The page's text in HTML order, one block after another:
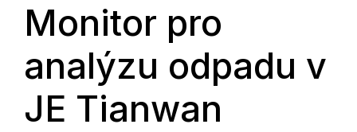
Monitor pro
analýzu odpadu v
JE Tianwan